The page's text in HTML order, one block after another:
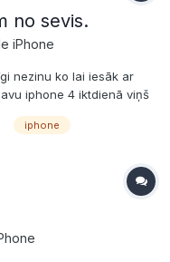
no sevis.
iPhone
nezinu ko lai iesāk ar
iphone 4 iktdienā viņš
tāpat kā
prasa pinkodu. Daž...
iphone